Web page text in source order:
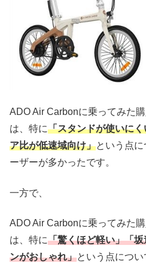
ADO Air Carbonに乗ってみた
は、特に「スタンドが使いに
ア比が低速域向け」という点
ーザーが多かったです。
一方で、
ADO Air Carbonに乗ってみた
は、特に「驚くほど軽い」「
ンがおしゃれ」という点につ